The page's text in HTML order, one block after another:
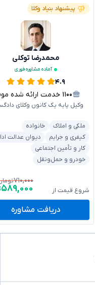
پیشنهاد بنیاد وکلا
محمدرضا توکلی
آماده مشاوره فوری
۴.۹
۱۱۰۰ خدمت ارائه شده موفق
وکیل پایه یک کانون وکلای
ملکی و املاک
خانواده
کیفری و جرایم
دیوان عدالت
کار و تأمین اجتماعی
خودرو و حمل‌ونقل
شروع قیمت از
۷۱۰,۰۰۰
۵۸۹,۰۰۰
دریافت مشاوره